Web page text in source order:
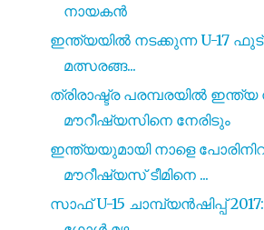
നായകൻ
ഇന്ത്യയിൽ നടക്കുന്ന U-17
മത്സരങ്ങ...
ത്രിരാഷ്ട്ര പരമ്പരയിൽ ഇന്ത്യ
മൗറീഷ്യസിനെ നേരിടും
ഇന്ത്യയുമായി നാളെ
മൗറീഷ്യസ് ടീമിനെ ...
സാഫ് U-15 ചാമ്പ്യൻഷിപ്പ് 2017: